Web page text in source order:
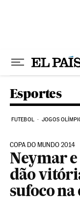
Esportes
FUTEBOL JOGOS
COPA DO MUNDO 2014
Neymar
dão
sufoco na